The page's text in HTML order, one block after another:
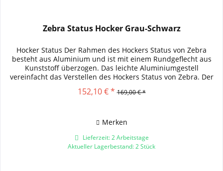
Zebra Status Hocker Grau-Schwarz
Hocker Status Der Rahmen des Hockers Status von Zebra
besteht aus Aluminium und ist mit einem Rundgeflecht aus
Kunststoff überzogen. Das leichte Aluminiumgestell
vereinfacht das Verstellen des Hockers Status von Zebra. Der
152,10 € * 169,00 € *
Merken
Lieferzeit: 2 Arbeitstage
Aktueller Lagerbestand: 2 Stück